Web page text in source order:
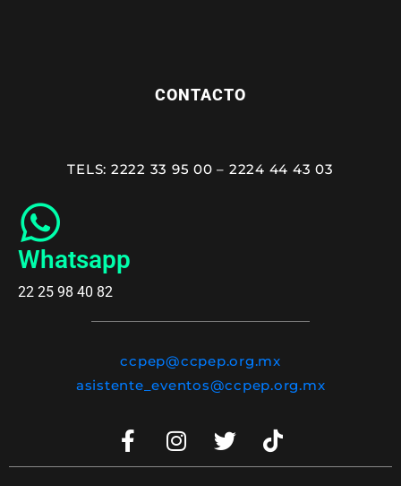
CONTACTO
TELS: 2222 33 95 00 – 2224 44 43 03
Whatsapp
22 25 98 40 82
ccpep@ccpep.org.mx
asistente_eventos@ccpep.org.mx